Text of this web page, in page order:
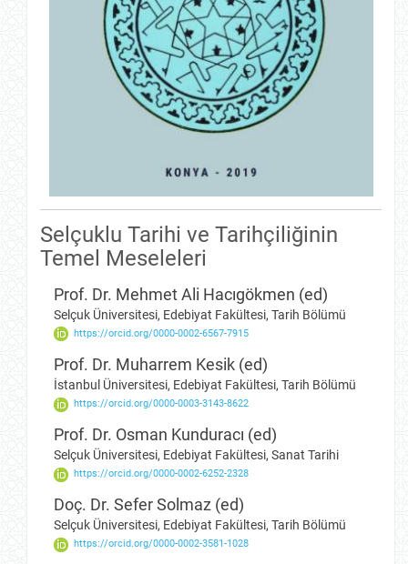
Selçuklu Tarihi ve Tarihçiliğinin
Temel Meseleleri
Prof. Dr. Mehmet Ali Hacıgökmen (ed)
Selçuk Üniversitesi, Edebiyat Fakültesi, Tarih Bölümü
https://orcid.org/0000-0002-6567-7915
Prof. Dr. Muharrem Kesik (ed)
İstanbul Üniversitesi, Edebiyat Fakültesi, Tarih Bölümü
https://orcid.org/0000-0003-3143-8622
Prof. Dr. Osman Kunduracı (ed)
Selçuk Üniversitesi, Edebiyat Fakültesi, Sanat Tarihi
https://orcid.org/0000-0002-6252-2328
Doç. Dr. Sefer Solmaz (ed)
Selçuk Üniversitesi, Edebiyat Fakültesi, Tarih Bölümü
https://orcid.org/0000-0002-3581-1028